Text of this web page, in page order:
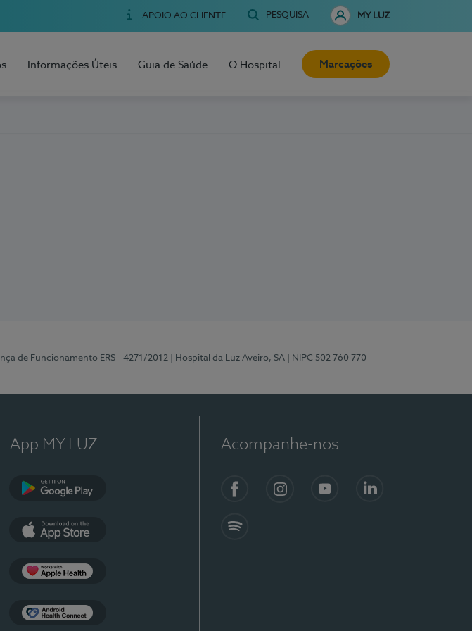
APOIO AO CLIENTE PESQUISA MY LUZ
Informações Úteis Guia de Saúde O Hospital Marcações
de Funcionamento ERS - 4271/2012 | Hospital da Luz Aveiro, SA | NIPC 502 760 770
App MY LUZ Acompanhe-nos